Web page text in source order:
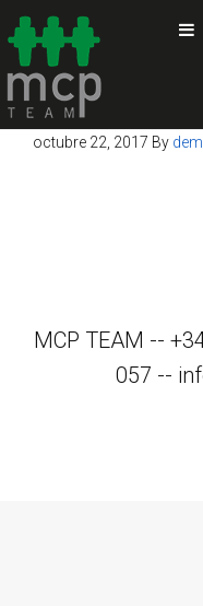
octubre 22, 2017 By
MCP TEAM --
057 --